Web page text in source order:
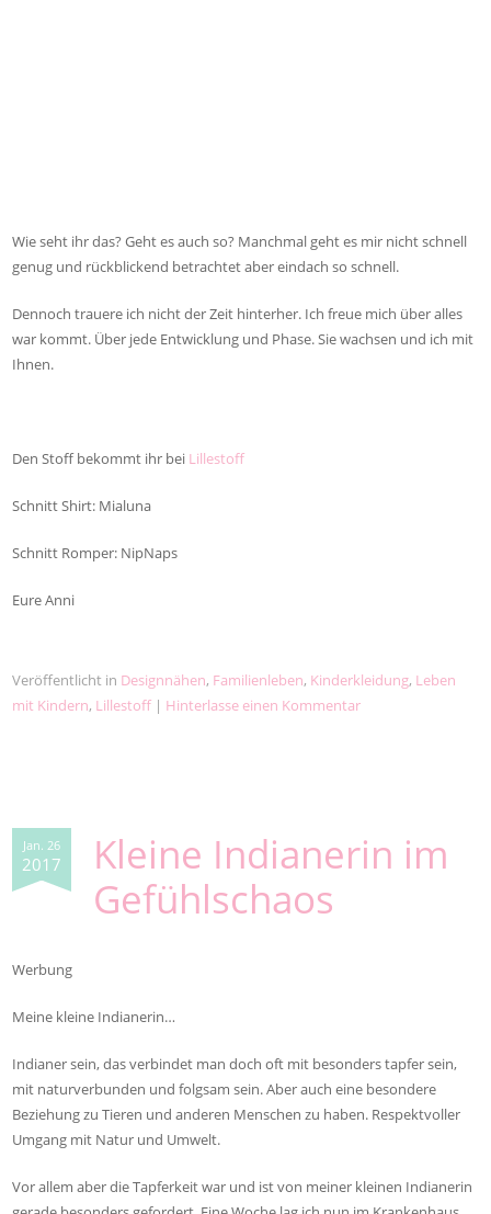
Wie seht ihr das? Geht es auch so? Manchmal geht es mir nicht schnell
genug und rückblickend betrachtet aber eindach so schnell.
Dennoch trauere ich nicht der Zeit hinterher. Ich freue mich über alles
war kommt. Über jede Entwicklung und Phase. Sie wachsen und ich mit
Ihnen.
Den Stoff bekommt ihr bei Lillestoff
Schnitt Shirt: Mialuna
Schnitt Romper: NipNaps
Eure Anni
Veröffentlicht in Designnähen, Familienleben, Kinderkleidung, Leben
mit Kindern, Lillestoff | Hinterlasse einen Kommentar
Jan. 26
2017
Kleine Indianerin im
Gefühlschaos
Werbung
Meine kleine Indianerin…
Indianer sein, das verbindet man doch oft mit besonders tapfer sein,
mit naturverbunden und folgsam sein. Aber auch eine besondere
Beziehung zu Tieren und anderen Menschen zu haben. Respektvoller
Umgang mit Natur und Umwelt.
Vor allem aber die Tapferkeit war und ist von meiner kleinen Indianerin